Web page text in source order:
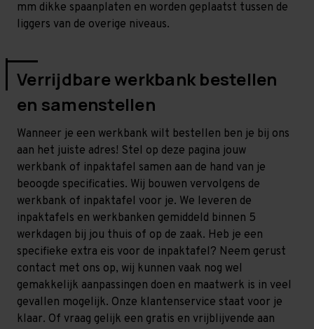
mm dikke spaanplaten en worden geplaatst tussen de
liggers van de overige niveaus.
Verrijdbare werkbank bestellen
en samenstellen
Wanneer je een werkbank wilt bestellen ben je bij ons
aan het juiste adres! Stel op deze pagina jouw
werkbank of inpaktafel samen aan de hand van je
beoogde specificaties. Wij bouwen vervolgens de
werkbank of inpaktafel voor je. We leveren de
inpaktafels en werkbanken gemiddeld binnen 5
werkdagen bij jou thuis of op de zaak. Heb je een
specifieke extra eis voor de inpaktafel? Neem gerust
contact met ons op, wij kunnen vaak nog wel
gemakkelijk aanpassingen doen en maatwerk is in veel
gevallen mogelijk. Onze klantenservice staat voor je
klaar. Of vraag gelijk een gratis en vrijblijvende aan